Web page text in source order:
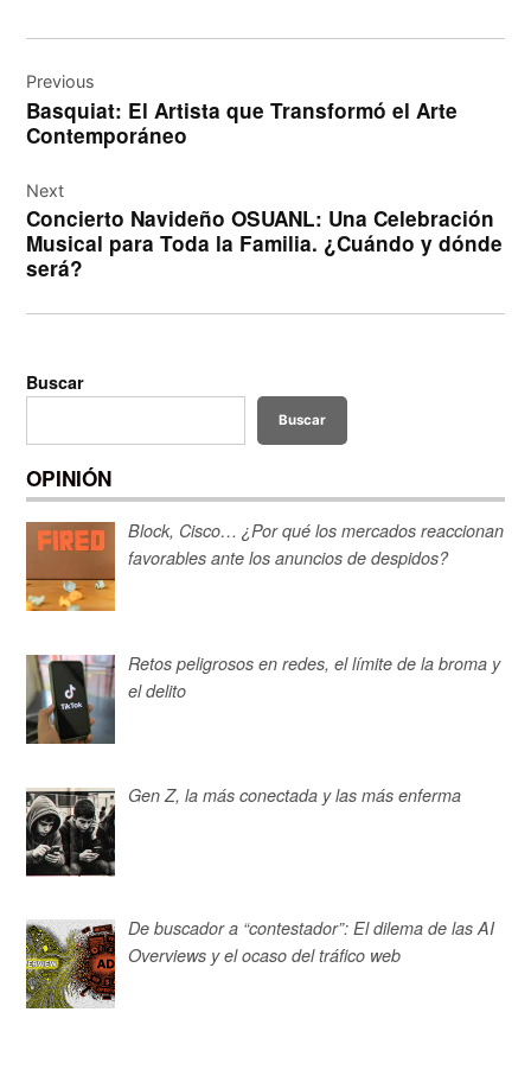
de
entradas
Previous
Basquiat: El Artista que Transformó el Arte
Contemporáneo
Next
Concierto Navideño OSUANL: Una Celebración
Musical para Toda la Familia. ¿Cuándo y dónde
será?
Buscar
Buscar
OPINIÓN
Block, Cisco… ¿Por qué los mercados reaccionan
favorables ante los anuncios de despidos?
Retos peligrosos en redes, el límite de la broma y
el delito
Gen Z, la más conectada y las más enferma
De buscador a “contestador”: El dilema de las AI
Overviews y el ocaso del tráfico web